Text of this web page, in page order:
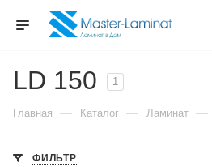
LD 150 1
Главная — Каталог — Ламинат —
ФИЛЬТР